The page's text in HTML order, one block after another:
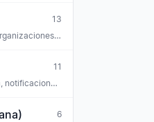
13
11
notificaciones,
6